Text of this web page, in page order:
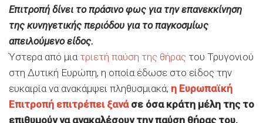
Επιτροπή δίνει το πράσινο φως για την επανεκκίνηση
της κυνηγετικής περιόδου για το παγκοσμίως
απειλούμενο είδος.
Ύστερα από μια τριετή παύση της θήρας του Τρυγονιού
στη Δυτική Ευρώπη, η οποία έδωσε στο είδος την
ευκαιρία να ανακάμψει πληθυσμιακά, η Ευρωπαϊκή
Επιτροπή επιτρέπει ξανάσε όσα κράτη μέλη της το
επιθυμούν να ανακαλέσουν την παύση θήρας του.